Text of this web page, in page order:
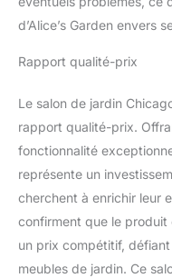
d’Alice’s Garden envers
Rapport qualité-prix
Le salon de jardin
rapport qualité-prix.
fonctionnalité
représente un
cherchent à enrichir leur
confirment que le
un prix compétitif,
meubles de jardin. Ce